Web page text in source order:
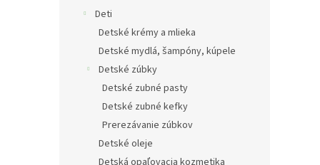
Deti
Detské krémy a mlieka
Detské mydlá, šampóny, kúpele
Detské zúbky
Detské zubné pasty
Detské zubné kefky
Prerezávanie zúbkov
Detské oleje